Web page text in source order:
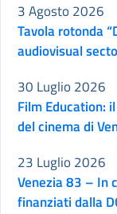
Tavola rotonda
audiovisual
3 Agosto 2026
Film Education:
del cinema di
30 Luglio 2026
Venezia 83 – In
finanziati dalla
23 Luglio 2026